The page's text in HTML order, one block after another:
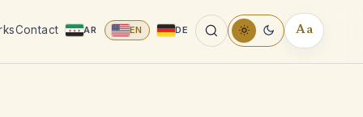
Contact AR EN DE AaREADING
TOOLS